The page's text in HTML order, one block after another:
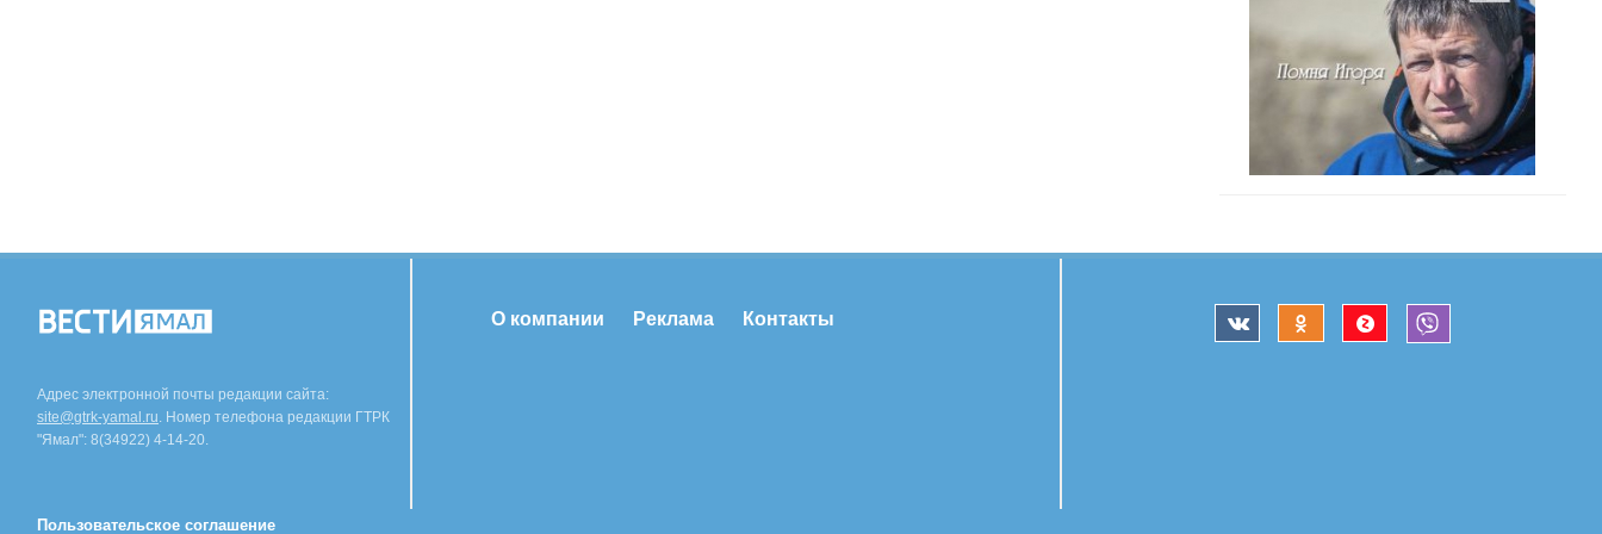
Адрес электронной почты редакции сайта:
site@gtrk-yamal.ru. Номер телефона редакции ГТРК
"Ямал": 8(34922) 4-14-20.
Пользовательское соглашение
О компании Реклама Контакты